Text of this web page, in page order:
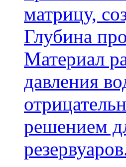
матрицу,
Глубина
Материал
давления
решением